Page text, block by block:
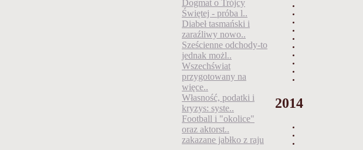
Dogmat o Trójcy
Świętej - próba l..
Diabeł tasmański i
zaraźliwy nowo..
Sześcienne odchody-to
jednak możl..
Wszechświat
przygotowany na
więce..
Własność, podatki i
kryzys: syste..
Football i "okolice"
oraz aktorst..
zakazane jabłko z raju
2014